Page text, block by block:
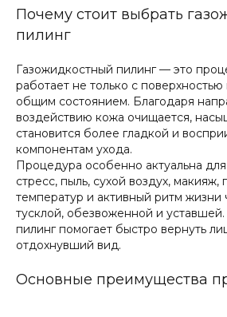
Почему стоит выбрать
пилинг
Газожидкостный пилинг — это
работает не только с
общим состоянием. Благодаря
воздействию кожа очищается,
становится более гладкой и
компонентам ухода.
Процедура особенно актуальна
стресс, пыль, сухой воздух, макияж,
температур и активный ритм жизни
тусклой, обезвоженной и
пилинг помогает быстро вернуть
отдохнувший вид.
Основные преимущества